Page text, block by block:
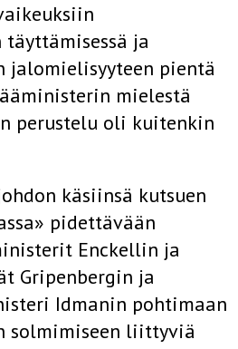
ja
pientä
mielestä
perustelu oli kuitenkin
käsiinsä kutsuen
pidettävään
Enckellin ja
Gripenbergin ja
Idmanin pohtimaan
solmimiseen liittyviä